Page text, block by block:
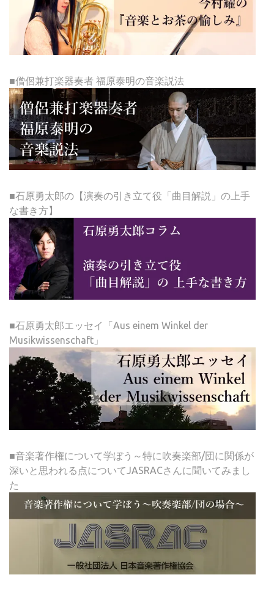
■僧侶兼打楽器奏者 福原泰明の音楽説法
■石原勇太郎の【演奏の引き立て役「曲目解説」の上手
な書き方】
■石原勇太郎エッセイ「Aus einem Winkel der
Musikwissenschaft」
■音楽著作権について学ぼう～特に吹奏楽部/団に関係が
深いと思われる点についてJASRACさんに聞いてみまし
た